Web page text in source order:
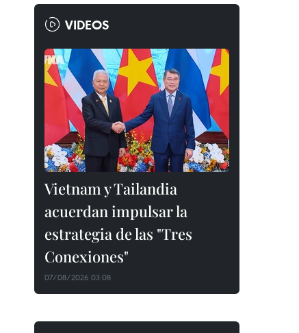
VIDEOS
Vietnam y Tailandia
acuerdan impulsar la
estrategia de las "Tres
Conexiones"
07/08/2026 03:08